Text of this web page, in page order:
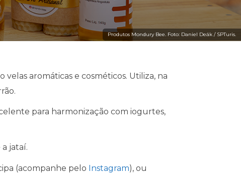
Produtos Mondury Bee. Foto: Daniel Deák / SPTuris.
aromáticas e cosméticos. Utiliza, na
para harmonização com iogurtes,
jataí.
(acompanhe pelo Instagram), ou